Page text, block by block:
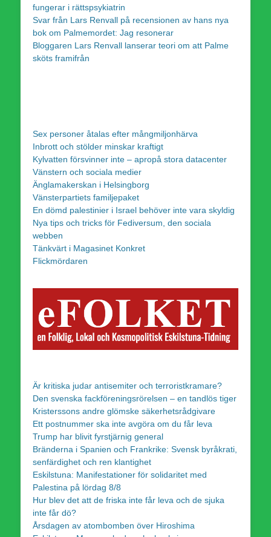
fungerar i rättspsykiatrin
Svar från Lars Renvall på recensionen av hans nya
bok om Palmemordet: Jag resonerar
Bloggaren Lars Renvall lanserar teori om att Palme
sköts framifrån
Sex personer åtalas efter mångmiljonhärva
Inbrott och stölder minskar kraftigt
Kylvatten försvinner inte – apropå stora datacenter
Vänstern och sociala medier
Änglamakerskan i Helsingborg
Vänsterpartiets familjepaket
En dömd palestinier i Israel behöver inte vara skyldig
Nya tips och tricks för Fediversum, den sociala
webben
Tänkvärt i Magasinet Konkret
Flickmördaren
Är kritiska judar antisemiter och terroristkramare?
Den svenska fackföreningsrörelsen – en tandlös tiger
Kristerssons andre glömske säkerhetsrådgivare
Ett postnummer ska inte avgöra om du får leva
Trump har blivit fyrstjärnig general
Bränderna i Spanien och Frankrike: Svensk byråkrati,
senfärdighet och ren klantighet
Eskilstuna: Manifestationer för solidaritet med
Palestina på lördag 8/8
Hur blev det att de friska inte får leva och de sjuka
inte får dö?
Årsdagen av atombomben över Hiroshima